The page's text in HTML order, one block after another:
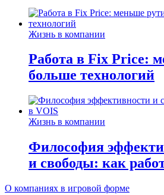
Жизнь в компании
Работа в Fix Price:
больше технологий
Жизнь в компании
Философия
и свободы: как
О компаниях в игровой форме